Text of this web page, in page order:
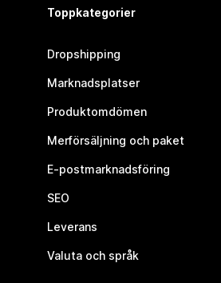
Toppkategorier
Dropshipping
Marknadsplatser
Produktomdömen
Merförsäljning och paket
E-postmarknadsföring
SEO
Leverans
Valuta och språk